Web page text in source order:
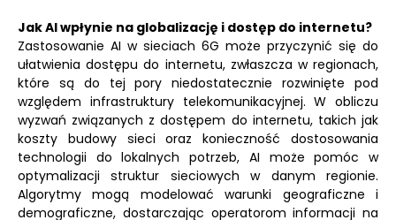
Jak AI wpłynie na globalizację i dostęp do internetu?
Zastosowanie AI w sieciach 6G może przyczynić się do
ułatwienia dostępu do internetu, zwłaszcza w regionach,
które są do tej pory niedostatecznie rozwinięte pod
względem infrastruktury telekomunikacyjnej. W obliczu
wyzwań związanych z dostępem do internetu, takich jak
koszty budowy sieci oraz konieczność dostosowania
technologii do lokalnych potrzeb, AI może pomóc w
optymalizacji struktur sieciowych w danym regionie.
Algorytmy mogą modelować warunki geograficzne i
demograficzne, dostarczając operatorom informacji na